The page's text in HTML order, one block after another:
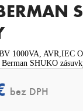
bez DPH